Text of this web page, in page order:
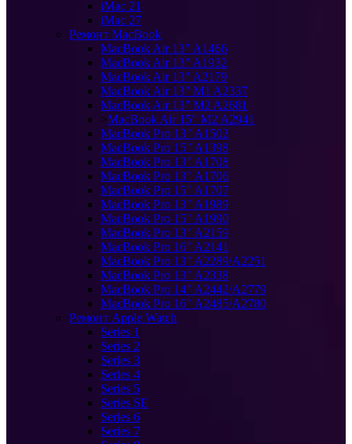
iMac 21
iMac 27
Ремонт MacBook
MacBook Air 13" A1466
MacBook Air 13" A1932
MacBook Air 13" A2179
MacBook Air 13" M1 A2337
MacBook Air 13" M2 A2681
>MacBook Air 15" M2 A2941
MacBook Pro 13" A1502
MacBook Pro 15" A1398
MacBook Pro 13" A1708
MacBook Pro 13" A1706
MacBook Pro 15" A1707
MacBook Pro 13" A1989
MacBook Pro 15" A1990
MacBook Pro 13" A2159
MacBook Pro 16" A2141
MacBook Pro 13" A2289/A2251
MacBook Pro 13" A2338
MacBook Pro 14" A2442/A2779
MacBook Pro 16" A2485/A2780
Ремонт Apple Watch
Series 1
Series 2
Series 3
Series 4
Series 5
Series SE
Series 6
Series 7